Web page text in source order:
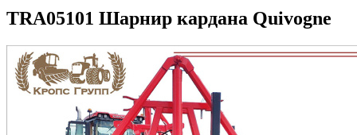
TRA05101 Шарнир кардана Quivogne